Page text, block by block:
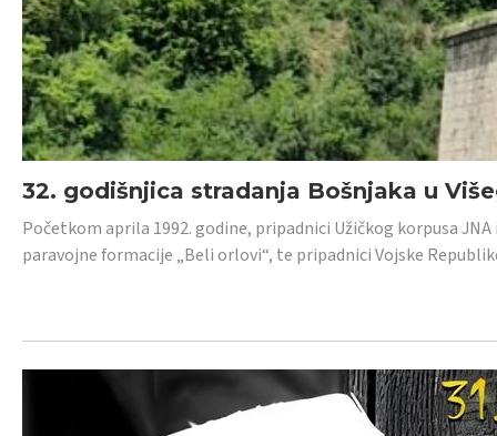
32. godišnjica stradanja Bošnjaka u
Početkom aprila 1992. godine, pripadnici Užičkog korpusa
paravojne formacije „Beli orlovi“, te pripadnici Vojske